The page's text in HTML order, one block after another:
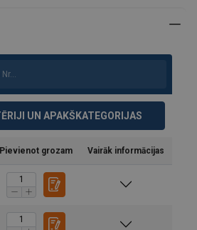
UN APAKŠKATEGORIJAS
Pievienot grozam Vairāk informācijas